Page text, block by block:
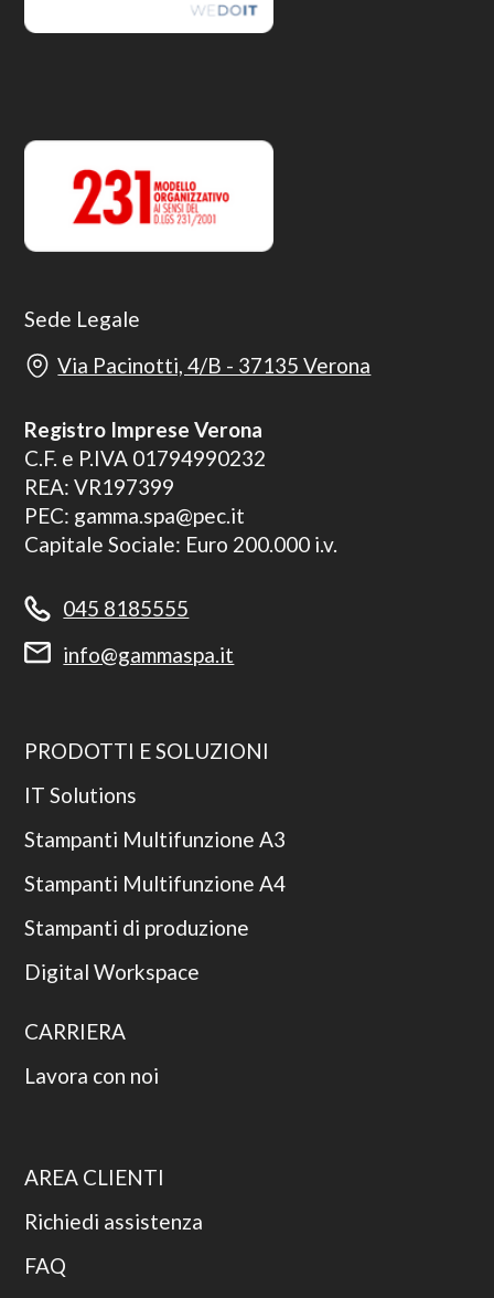
Sede Legale
Via Pacinotti, 4/B - 37135 Verona
Registro Imprese Verona
C.F. e P.IVA 01794990232
REA: VR197399
PEC: gamma.spa@pec.it
Capitale Sociale: Euro 200.000 i.v.
045 8185555
info@gammaspa.it
PRODOTTI E SOLUZIONI
IT Solutions
Stampanti Multifunzione A3
Stampanti Multifunzione A4
Stampanti di produzione
Digital Workspace
CARRIERA
Lavora con noi
AREA CLIENTI
Richiedi assistenza
FAQ